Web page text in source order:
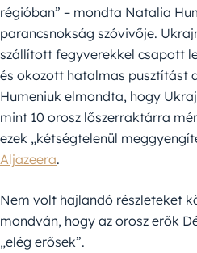
régióban” – mondta Natalia
parancsnokság szóvivője.
szállított fegyverekkel csapott
és okozott hatalmas pusztítást
Humeniuk elmondta, hogy
mint 10 orosz lőszerraktárra
ezek „kétségtelenül
Aljazeera.
Nem volt hajlandó részleteket
mondván, hogy az orosz erők
„elég erősek”.